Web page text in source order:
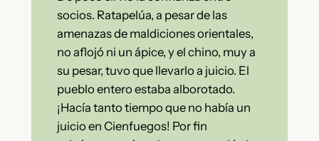
socios. Ratapelúa, a pesar de las
amenazas de maldiciones orientales,
no aflojó ni un ápice, y el chino, muy a
su pesar, tuvo que llevarlo a juicio. El
pueblo entero estaba alborotado.
¡Hacía tanto tiempo que no había un
juicio en Cienfuegos! Por fin